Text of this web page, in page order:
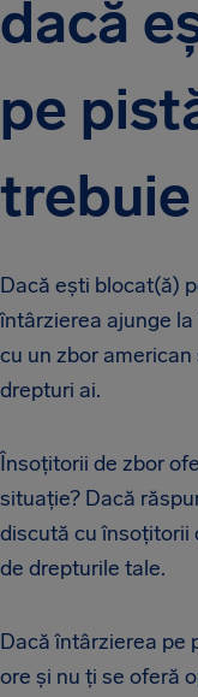
dacă
pe
Dacă ești blocat(ă)
întârzierea ajunge
cu un zbor
drepturi ai.
Însoțitorii de zbor
situație? Dacă
discută cu însoțitorii
de drepturile tale.
Dacă întârzierea pe
ore și nu ți se oferă